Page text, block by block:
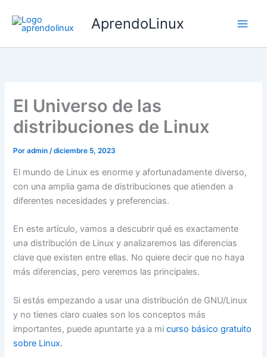
contenido
AprendoLinux
El Universo de las
distribuciones de Linux
Poradmin/diciembre 5, 2023
El mundo de Linux es enorme y afortunadamente diverso,
con una amplia gama de distribuciones que atienden a
diferentes necesidades y preferencias.
En este artículo, vamos a descubrir qué es exactamente
una distribución de Linux y analizaremos las diferencias
clave que existen entre ellas. No quiere decir que no haya
más diferencias, pero veremos las principales.
Si estás empezando a usar una distribución de GNU/Linux
y no tienes claro cuales son los conceptos más
importantes, puede apuntarte ya a mi curso básico gratuito
sobre Linux.